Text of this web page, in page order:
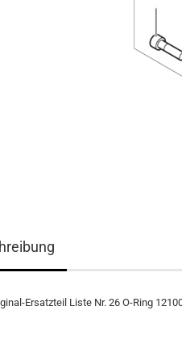
Ersatzteil Liste Nr. 26 O-Ring